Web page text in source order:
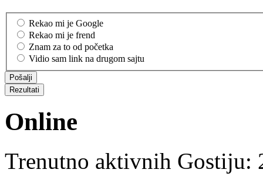
Rekao mi je Google
Rekao mi je frend
Znam za to od početka
Vidio sam link na drugom sajtu
Online
Trenutno aktivnih Gostiju: